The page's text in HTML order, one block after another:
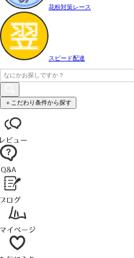
花粉対策レース
スピード配達
＋こだわり条件から探す